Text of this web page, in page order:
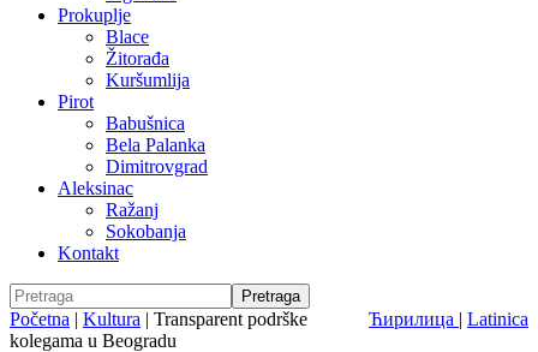
Prokuplje
Blace
Žitorađa
Kuršumlija
Pirot
Babušnica
Bela Palanka
Dimitrovgrad
Aleksinac
Ražanj
Sokobanja
Kontakt
Ћирилица | Latinica
Početna | Kultura | Transparent podrške
kolegama u Beogradu